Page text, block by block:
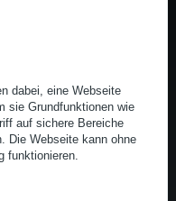
dabei, eine Webseite
sie Grundfunktionen wie
auf sichere Bereiche
Die Webseite kann ohne
funktionieren.